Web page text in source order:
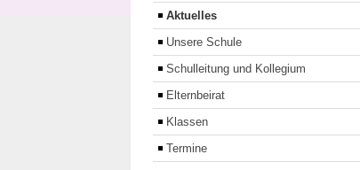
Aktuelles
Unsere Schule
Schulleitung und Kollegium
Elternbeirat
Klassen
Termine